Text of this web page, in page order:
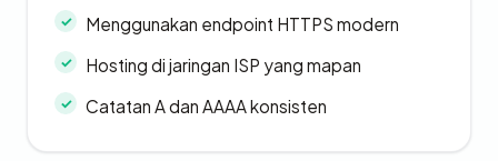
Menggunakan endpoint HTTPS modern
Hosting di jaringan ISP yang mapan
Catatan A dan AAAA konsisten